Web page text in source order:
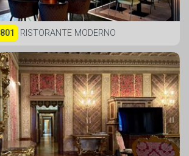
RISTORANTE MODERNO